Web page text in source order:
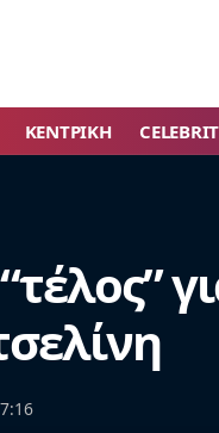
ΚΕΝΤΡΙΚΗ